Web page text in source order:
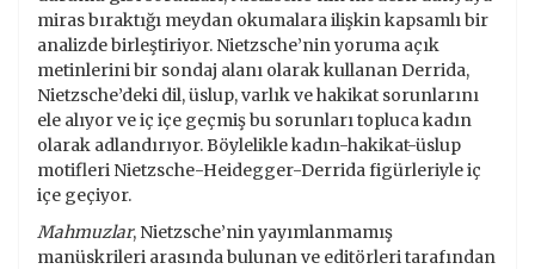
miras bıraktığı meydan okumalara ilişkin kapsamlı bir
analizde birleştiriyor. Nietzsche’nin yoruma açık
metinlerini bir sondaj alanı olarak kullanan Derrida,
Nietzsche’deki dil, üslup, varlık ve hakikat sorunlarını
ele alıyor ve iç içe geçmiş bu sorunları topluca kadın
olarak adlandırıyor. Böylelikle kadın-hakikat-üslup
motifleri Nietzsche-Heidegger-Derrida figürleriyle iç
içe geçiyor.
Mahmuzlar, Nietzsche’nin yayımlanmamış
manüskrileri arasında bulunan ve editörleri tarafından